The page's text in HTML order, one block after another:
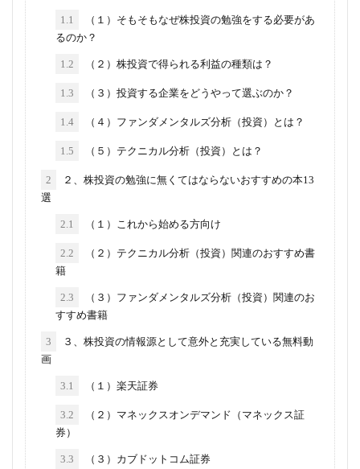
1.1
（１）そもそもなぜ株投資の勉強をする必要があ
るのか？
1.2 （２）株投資で得られる利益の種類は？
1.3 （３）投資する企業をどうやって選ぶのか？
1.4 （４）ファンダメンタルズ分析（投資）とは？
1.5 （５）テクニカル分析（投資）とは？
2
２、株投資の勉強に無くてはならないおすすめの本13
選
2.1 （１）これから始める方向け
2.2
（２）テクニカル分析（投資）関連のおすすめ書
籍
2.3
（３）ファンダメンタルズ分析（投資）関連のお
すすめ書籍
3
３、株投資の情報源として意外と充実している無料動
画
3.1 （１）楽天証券
3.2
（２）マネックスオンデマンド（マネックス証
券）
3.3 （３）カブドットコム証券